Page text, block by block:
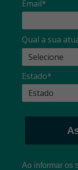
Email*
Qual a sua
Estado*
Ao informar os